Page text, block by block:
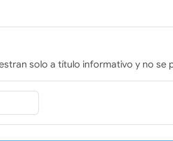
solo a título informativo y no se